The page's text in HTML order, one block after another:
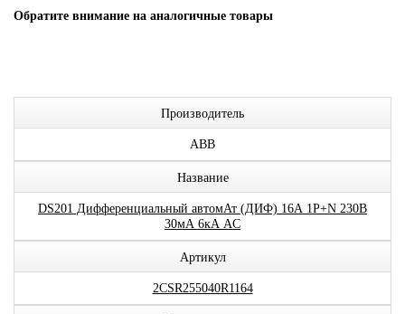
Обратите внимание на аналогичные товары
Производитель
ABB
Название
DS201 Дифференциальный автомАт (ДИФ) 16А 1P+N 230В
30мА 6кА AC
Артикул
2CSR255040R1164